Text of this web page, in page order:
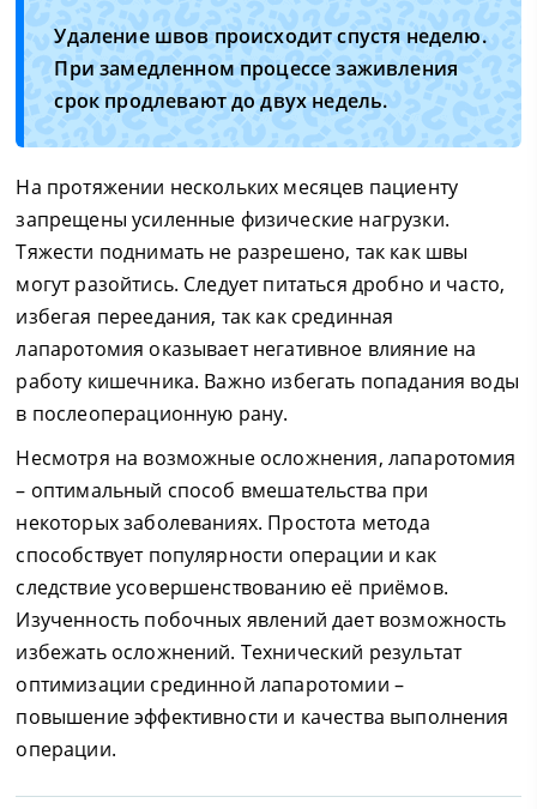
Удаление швов происходит спустя неделю.
При замедленном процессе заживления
срок продлевают до двух недель.
На протяжении нескольких месяцев пациенту
запрещены усиленные физические нагрузки.
Тяжести поднимать не разрешено, так как швы
могут разойтись. Следует питаться дробно и часто,
избегая переедания, так как срединная
лапаротомия оказывает негативное влияние на
работу кишечника. Важно избегать попадания воды
в послеоперационную рану.
Несмотря на возможные осложнения, лапаротомия
– оптимальный способ вмешательства при
некоторых заболеваниях. Простота метода
способствует популярности операции и как
следствие усовершенствованию её приёмов.
Изученность побочных явлений дает возможность
избежать осложнений. Технический результат
оптимизации срединной лапаротомии –
повышение эффективности и качества выполнения
операции.